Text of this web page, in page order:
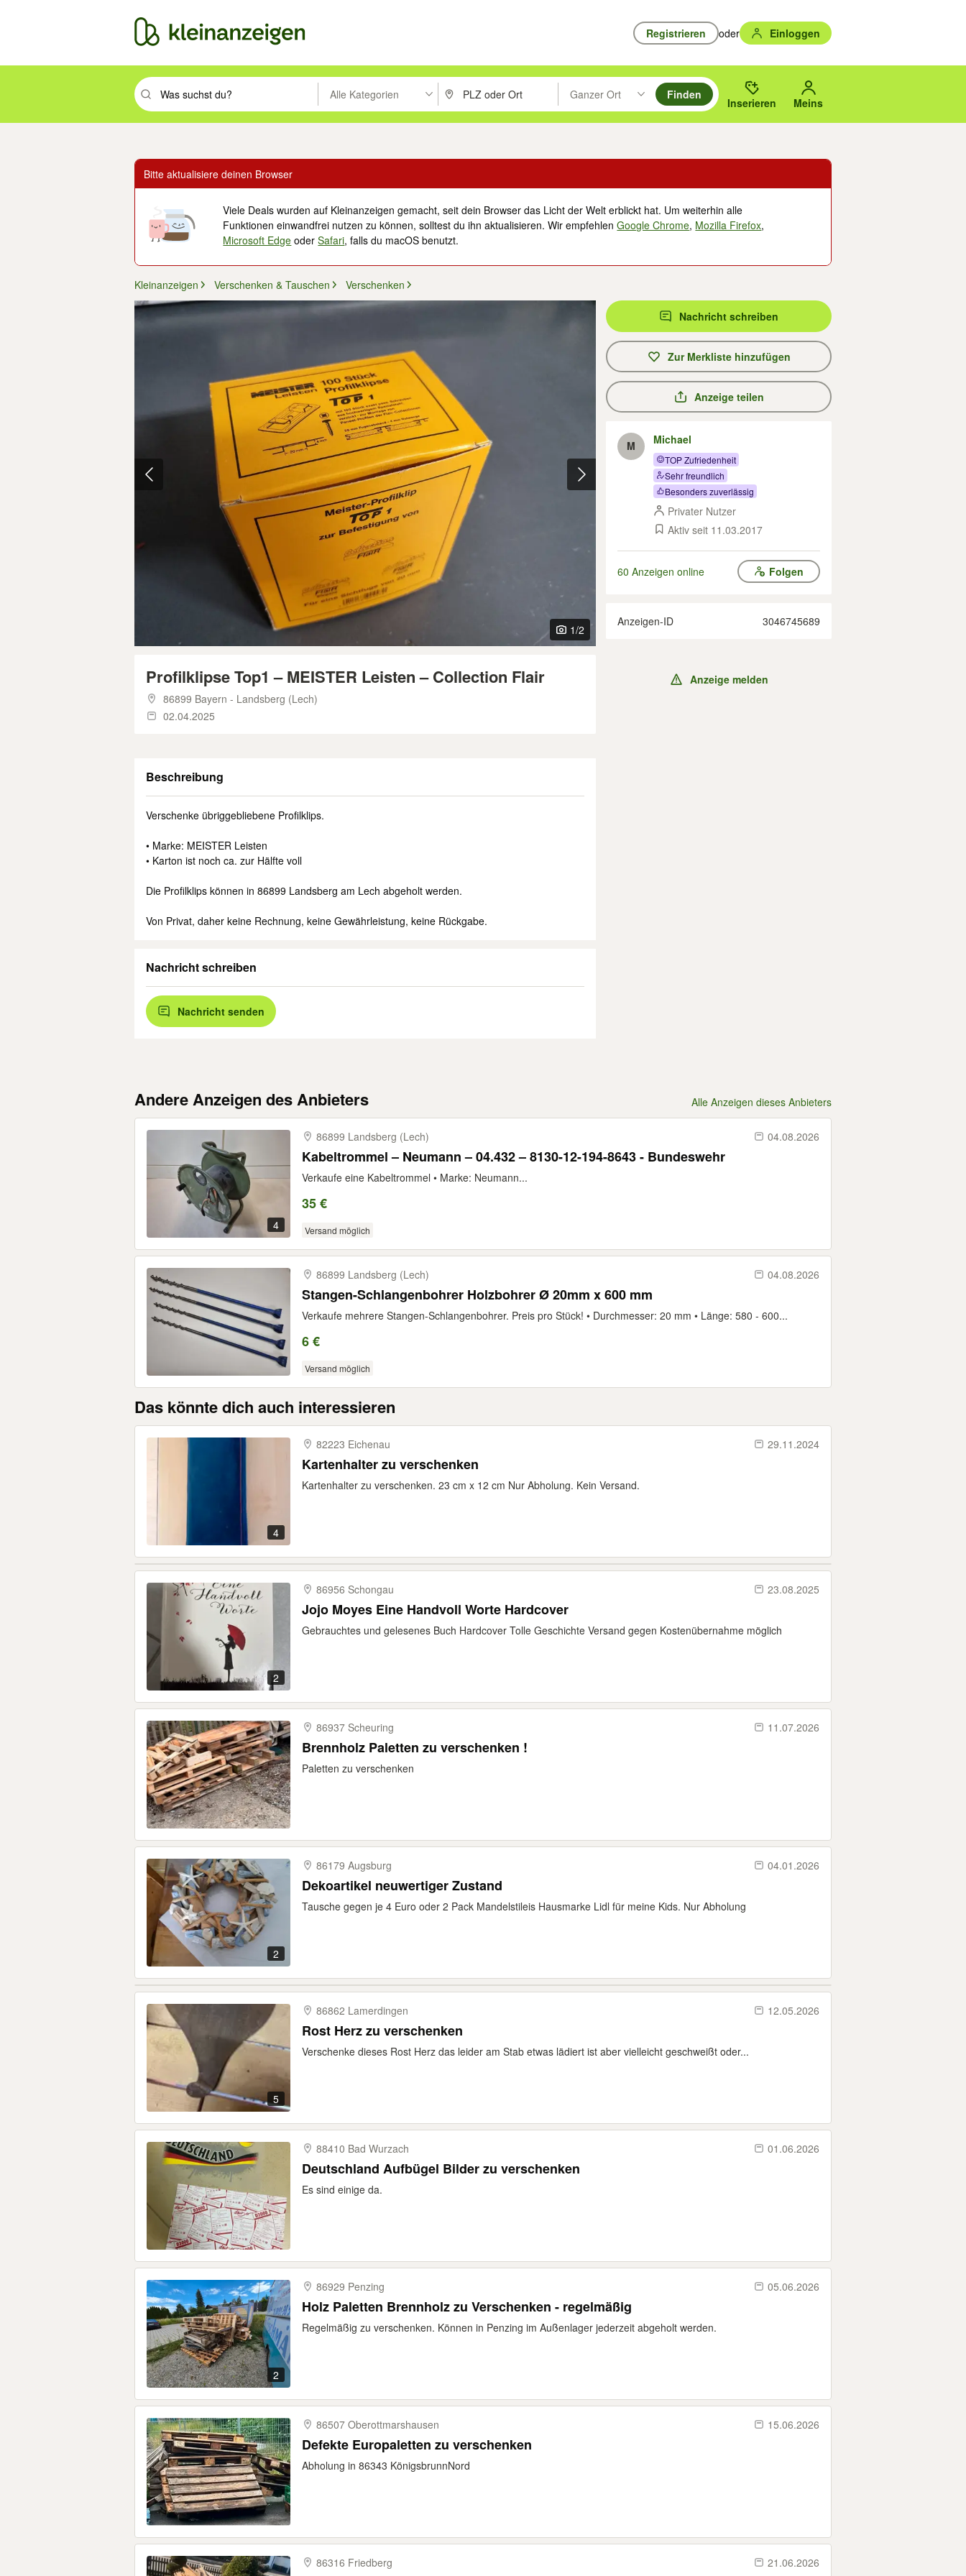
Registrieren oder Einloggen
Suchbegriff eingeben. Eingabetaste drücken um zu suchen, oder Vorschläge mit den Pfeiltasten nach oben/unten durchsuchen und mit Eingabetaste auswählen.
Alle Kategorien PLZ oder Ort eingeben. Eingabetaste drücken um zu suchen, oder Vorschläge mit den Pfeiltasten nach oben/
Ganzer Ort
Suche im Umkreis des gewählten Orts oder PLZ.
Finden
Inserieren Meins
Bitte aktualisiere deinen Browser
Viele Deals wurden auf Kleinanzeigen gemacht, seit dein Browser das Licht der Welt erblickt hat. Um weiterhin alle
Funktionen einwandfrei nutzen zu können, solltest du ihn aktualisieren. Wir empfehlenGoogle Chrome, Mozilla Firefox,
Microsoft Edge oderSafari, falls du macOS benutzt.
Kleinanzeigen Verschenken & Tauschen Verschenken
1/2
Profilklipse Top1 – MEISTER Leisten – Collection Flair
86899 Bayern - Landsberg (Lech)
02.04.2025
Beschreibung
Verschenke übriggebliebene Profilklips.
• Marke: MEISTER Leisten
• Karton ist noch ca. zur Hälfte voll
Die Profilklips können in 86899 Landsberg am Lech abgeholt werden.
Von Privat, daher keine Rechnung, keine Gewährleistung, keine Rückgabe.
Nachricht schreiben
Nachricht senden
Nachricht schreiben
Zur Merkliste hinzufügen
Anzeige teilen
M Michael
TOP Zufriedenheit
Sehr freundlich
Besonders zuverlässig
Privater Nutzer
Aktiv seit 11.03.2017
60 Anzeigen online Folgen
Anzeigen-ID 3046745689
Anzeige melden
Andere Anzeigen des Anbieters Alle Anzeigen dieses Anbieters
4
86899 Landsberg (Lech) 04.08.2026
Kabeltrommel – Neumann – 04.432 – 8130-12-194-8643 - Bundeswehr
Verkaufe eine Kabeltrommel • Marke: Neumann...
35 €
Versand möglich
86899 Landsberg (Lech) 04.08.2026
Stangen-Schlangenbohrer Holzbohrer Ø 20mm x 600 mm
Verkaufe mehrere Stangen-Schlangenbohrer. Preis pro Stück! • Durchmesser: 20 mm • Länge: 580 - 600...
6 €
Versand möglich
Das könnte dich auch interessieren
4
82223 Eichenau 29.11.2024
Kartenhalter zu verschenken
Kartenhalter zu verschenken. 23 cm x 12 cm Nur Abholung. Kein Versand.
2
86956 Schongau 23.08.2025
Jojo Moyes Eine Handvoll Worte Hardcover
Gebrauchtes und gelesenes Buch Hardcover Tolle Geschichte Versand gegen Kostenübernahme möglich
86937 Scheuring 11.07.2026
Brennholz Paletten zu verschenken !
Paletten zu verschenken
2
86179 Augsburg 04.01.2026
Dekoartikel neuwertiger Zustand
Tausche gegen je 4 Euro oder 2 Pack Mandelstileis Hausmarke Lidl für meine Kids. Nur Abholung
5
86862 Lamerdingen 12.05.2026
Rost Herz zu verschenken
Verschenke dieses Rost Herz das leider am Stab etwas lädiert ist aber vielleicht geschweißt oder...
88410 Bad Wurzach 01.06.2026
Deutschland Aufbügel Bilder zu verschenken
Es sind einige da.
2
86929 Penzing 05.06.2026
Holz Paletten Brennholz zu Verschenken - regelmäßig
Regelmäßig zu verschenken. Können in Penzing im Außenlager jederzeit abgeholt werden.
86507 Oberottmarshausen 15.06.2026
Defekte Europaletten zu verschenken
Abholung in 86343 KönigsbrunnNord
86316 Friedberg 21.06.2026